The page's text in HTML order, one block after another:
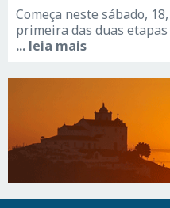
Começa neste sábado,
primeira das duas etapas
... leia mais